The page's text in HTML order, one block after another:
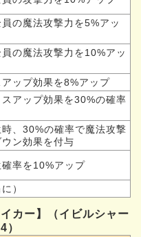
の魔法攻撃力を5%アッ
の魔法攻撃力を10%アッ
ップ効果を8%アップ
アップ効果を30%の確率
、30%の確率で魔法攻撃
ン効果を付与
率を10%アップ
）
カー】（イビルシャー
）